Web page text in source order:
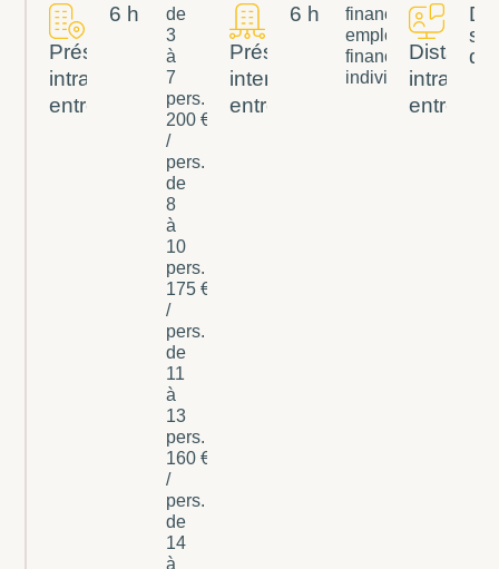
Présentiel
intra-
entreprise
6 h
de
3
à
7
pers. :
200 €
/
pers.
de
8
à
10
pers. :
175 €
/
pers.
de
11
à
13
pers. :
160 €
/
pers.
de
14
à
Présentiel
inter-
entreprises
6 h
financement
employeur : 300 €
financement
individuel : 220 €
intra-
sur